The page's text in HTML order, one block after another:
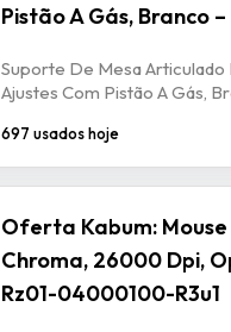
Pistão A Gás, Branco
Suporte De Mesa Articulado
Ajustes Com Pistão A Gás,
697 usados hoje
Oferta Kabum: Mouse
Chroma, 26000 Dpi,
Rz01-04000100-R3u1